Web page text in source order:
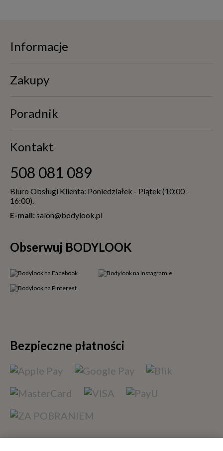
Informacje
Zakupy
Poradnik
Kontakt
508 081 089
Biuro Obsługi Klienta: Poniedziałek - Piątek (10:00 -
16:00).
E-mail: salon@bodylook.pl
Obserwuj BODYLOOK
Bezpieczne płatności